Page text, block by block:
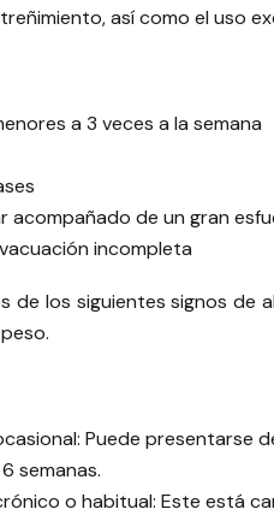
así como el uso
a 3 veces a la semana
acompañado de un gran
incompleta
de los siguientes signos de
Puede presentarse
semanas.
o habitual: Este está